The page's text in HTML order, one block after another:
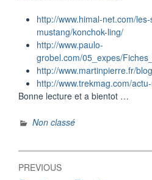
http://www.himal-net.com/
mustang/konchok-ling/
http://www.paulo-
grobel.com/05_expes/
http://www.martinpierre.fr/
http://www.trekmag.com/
Bonne lecture et a bientot …
Non classé
Post
PREVIOUS